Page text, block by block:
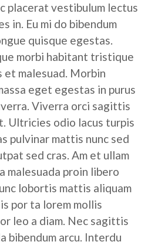
placerat vestibulum lectus
in. Eu mi do bibendum
quisque egestas.
morbi habitant tristique
malesuad. Morbin
eget egestas in purus
Viverra orci sagittis
Ultricies odio lacus turpis
pulvinar mattis nunc sed
sed cras. Am et ullam
malesuada proin libero
lobortis mattis aliquam
por ta lorem mollis
leo a diam. Nec sagittis
bibendum arcu. Interdu